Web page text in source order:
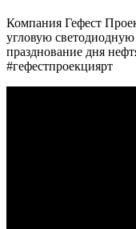
Компания Гефест
угловую
празднование дня
#гефестпроекциярт